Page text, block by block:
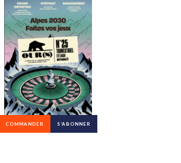
COMMANDER S’ABONNER